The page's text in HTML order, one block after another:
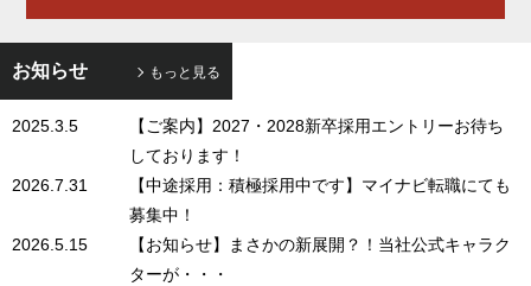
お知らせ もっと見る
2025.3.5
【ご案内】2027・2028新卒採用エントリーお待ち
しております！
2026.7.31
【中途採用：積極採用中です】マイナビ転職にても
募集中！
2026.5.15
【お知らせ】まさかの新展開？！当社公式キャラク
ターが・・・